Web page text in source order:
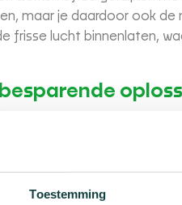
Toestemming
maar je daardoor ook
frisse lucht binnenlaten,
meer dan alleen een
te combineren met de
te oververhitten. Zo laag